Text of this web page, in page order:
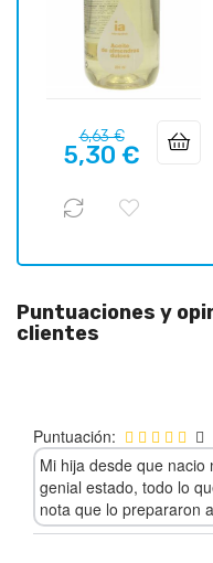
Precio
regular
6,63 €Precio
5,30 €
Puntuaciones y
clientes
Puntuación:
Mi hija desde que
genial estado, todo lo
nota que lo prepararon